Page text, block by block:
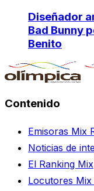
Diseñador
Bad Bunny
Benito
Contenido
Emisoras Mix
Noticias de
El Ranking Mix
Locutores Mix